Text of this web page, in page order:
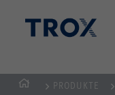
PRODUKTE